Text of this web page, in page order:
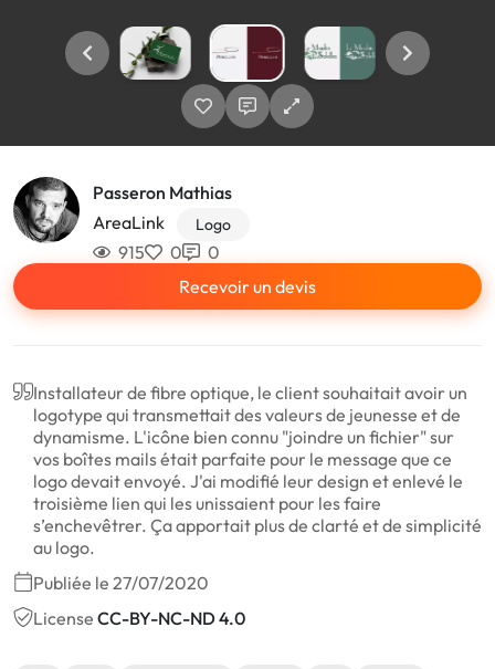
Passeron Mathias
AreaLink
Logo
915 0
0
Recevoir un devis
Installateur de fibre optique, le client souhaitait avoir un
logotype qui transmettait des valeurs de jeunesse et de
dynamisme. L'icône bien connu "joindre un fichier" sur
vos boîtes mails était parfaite pour le message que ce
logo devait envoyé. J'ai modifié leur design et enlevé le
troisième lien qui les unissaient pour les faire
s’enchevêtrer. Ça apportait plus de clarté et de simplicité
au logo.
Publiée le 27/07/2020
License CC-BY-NC-ND 4.0